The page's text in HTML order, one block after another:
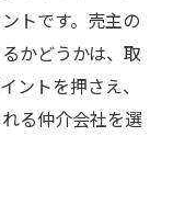
トです。売主の
かどうかは、取
ントを押さえ、
る仲介会社を選